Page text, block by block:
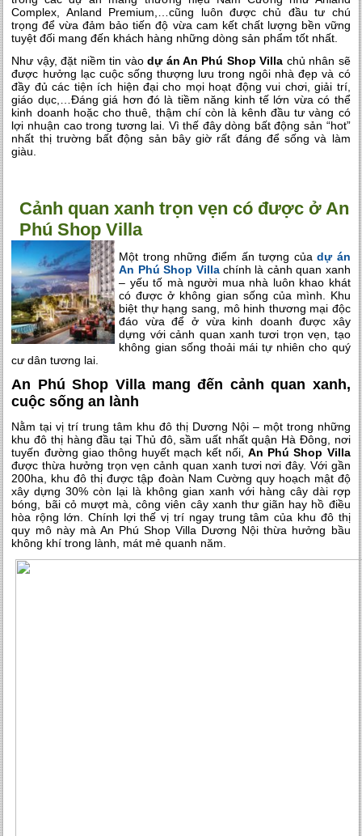
Complex, Anland Premium,…cũng luôn được chủ đầu tư chú
trọng để vừa đảm bảo tiến độ vừa cam kết chất lượng bền vững
tuyệt đối mang đến khách hàng những dòng sản phẩm tốt nhất.
Như vậy, đặt niềm tin vàodự án An Phú Shop Villa chủ nhân sẽ
được hưởng lạc cuộc sống thượng lưu trong ngôi nhà đẹp và có
đầy đủ các tiện ích hiện đại cho mọi hoạt động vui chơi, giải trí,
giáo dục,…Đáng giá hơn đó là tiềm năng kinh tế lớn vừa có thể
kinh doanh hoặc cho thuê, thậm chí còn là kênh đầu tư vàng có
lợi nhuận cao trong tương lai. Vì thế đây dòng bất động sản “hot”
nhất thị trường bất động sản bây giờ rất đáng để sống và làm
giàu.
Cảnh quan xanh trọn vẹn có được ở An
Phú Shop Villa
Một trong những điểm ấn tượng củadự án
An Phú Shop Villa chính là cảnh quan xanh
– yếu tố mà người mua nhà luôn khao khát
có được ở không gian sống của mình. Khu
biệt thự hạng sang, mô hinh thương mại độc
đáo vừa để ở vừa kinh doanh được xây
dựng với cảnh quan xanh tươi trọn vẹn, tạo
không gian sống thoải mái tự nhiên cho quý
cư dân tương lai.
An Phú Shop Villa mang đến cảnh quan xanh,
cuộc sống an lành
Nằm tại vị trí trung tâm khu đô thị Dương Nội – một trong những
khu đô thị hàng đầu tại Thủ đô, sầm uất nhất quận Hà Đông, nơi
tuyến đường giao thông huyết mạch kết nối,An Phú Shop Villa
được thừa hưởng trọn vẹn cảnh quan xanh tươi nơi đây. Với gần
200ha, khu đô thị được tập đoàn Nam Cường quy hoạch mật độ
xây dựng 30% còn lại là không gian xanh với hàng cây dài rợp
bóng, bãi cỏ mượt mà, công viên cây xanh thư giãn hay hồ điều
hòa rộng lớn. Chính lợi thế vị trí ngay trung tâm của khu đô thị
quy mô này mà An Phú Shop Villa Dương Nội thừa hưởng bầu
không khí trong lành, mát mẻ quanh năm.